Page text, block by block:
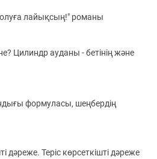
лайықсың!" романы
Цилиндр ауданы - бетінің және
формуласы, шеңбердің
дәреже. Теріс көрсеткішті дәреже